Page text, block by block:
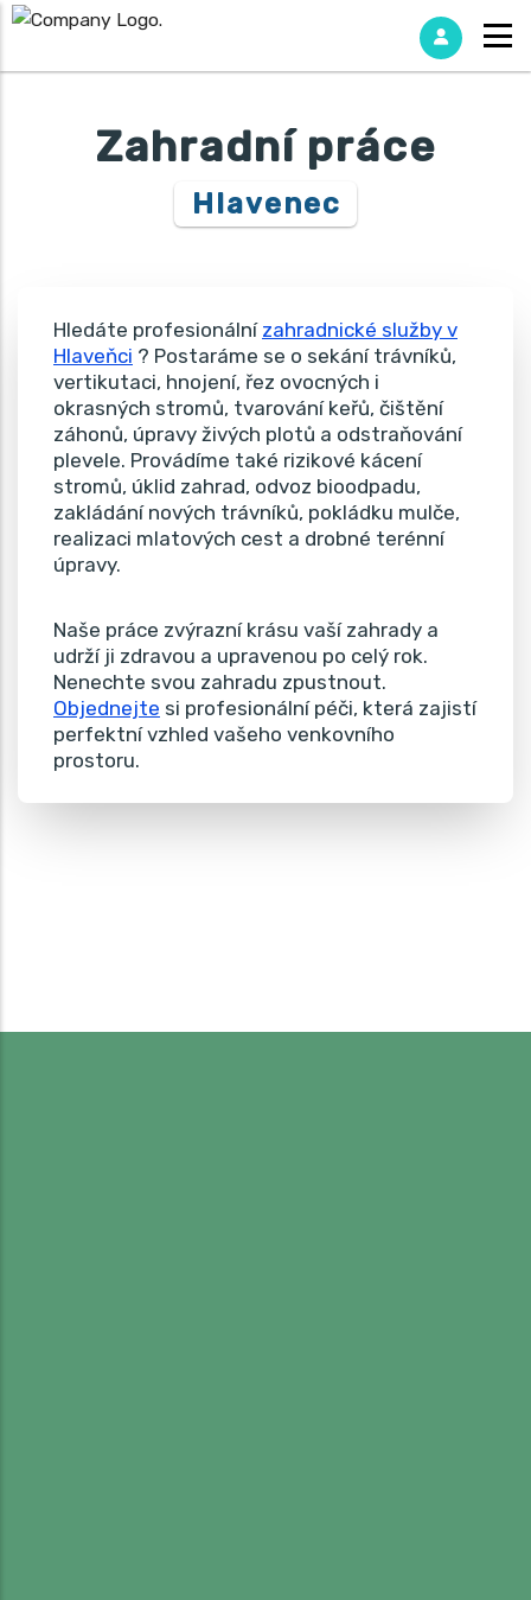
Zahradní práce
Hlavenec
Hledáte profesionální zahradnické služby v
Hlaveňci ? Postaráme se o sekání trávníků,
vertikutaci, hnojení, řez ovocných i
okrasných stromů, tvarování keřů, čištění
záhonů, úpravy živých plotů a odstraňování
plevele. Provádíme také rizikové kácení
stromů, úklid zahrad, odvoz bioodpadu,
zakládání nových trávníků, pokládku mulče,
realizaci mlatových cest a drobné terénní
úpravy.
Naše práce zvýrazní krásu vaší zahrady a
udrží ji zdravou a upravenou po celý rok.
Nenechte svou zahradu zpustnout.
Objednejte si profesionální péči, která zajistí
perfektní vzhled vašeho venkovního
prostoru.